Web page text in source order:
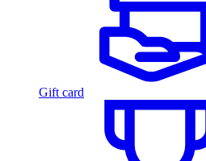
Gift card